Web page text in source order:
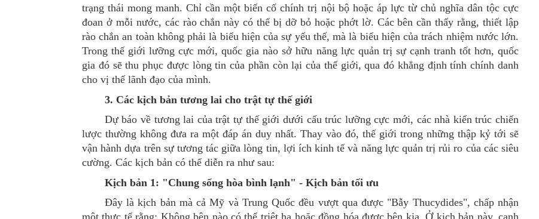
trạng thái mong manh. Chỉ cần một biến cố chính trị nội bộ hoặc áp lực từ chủ nghĩa dân tộc cực
đoan ở mỗi nước, các rào chắn này có thể bị dỡ bỏ hoặc phớt lờ. Các bên cần thấy rằng, thiết lập
rào chắn an toàn không phải là biểu hiện của sự yếu thế, mà là biểu hiện của trách nhiệm nướclớn.
Trong thế giới lưỡng cực mới, quốc gia nào sở hữu năng lực quản trị sự cạnh tranh tốt hơn, quốc
gia đó sẽ thu phục được lòng tin của phần còn lại của thế giới, qua đó khẳng định tính chính danh
cho vị thế lãnh đạo của mình.
3. Các kịch bản tương lai cho trật tự thế giới
Dự báo về tương lai của trật tự thế giới dưới cấu trúc lưỡng cực mới, các nhà kiến trúc chiến
lược thường không đưa ra một đáp án duy nhất. Thay vào đó, thế giới trong những thập kỷ tới sẽ
vận hành dựa trên sự tương tác giữa lòng tin, lợi ích kinh tế và năng lực quản trị rủi ro của các siêu
cường. Các kịch bản có thể diễn ra như sau:
Kịch bản 1: "Chung sống hòa bình lạnh" - Kịch bản tối ưu
Đây là kịch bản mà cả Mỹ và Trung Quốc đều vượt qua được "Bẫy Thucydides", chấp nhận